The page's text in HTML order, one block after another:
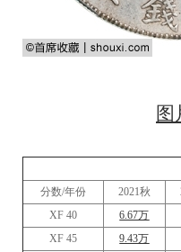
图
分数/年份
2021秋
XF 40
6.67万
XF 45
9.43万